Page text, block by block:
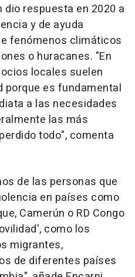
respuesta en 2020 a
y de ayuda
fenómenos climáticos
o huracanes. "En
locales suelen
porque es fundamental
a las necesidades
las más
todo", comenta
de las personas que
en países como
Camerún o RD Congo
como los
migrantes,
de diferentes países